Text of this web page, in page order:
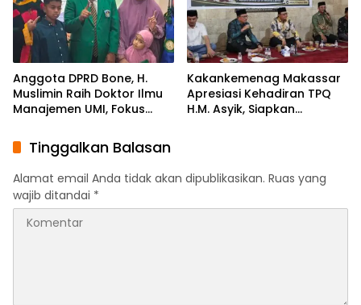
Anggota DPRD Bone, H.
Muslimin Raih Doktor Ilmu
Manajemen UMI, Fokus
ASN
Kakankemenag Makassar
Apresiasi Kehadiran TPQ
H.M. Asyik, Siapkan
Tinggalkan Balasan
Alamat email Anda tidak akan dipublikasikan. Ruas yang
wajib ditandai *